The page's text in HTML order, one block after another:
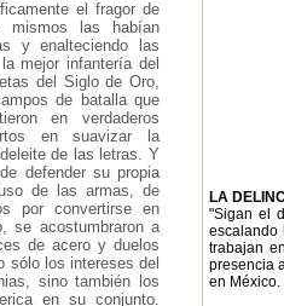
el fragor de
mismos las habían
y enalteciendo las
mejor infantería del
del Siglo de Oro,
de batalla que
en verdaderos
en suavizar la
de las letras. Y
defender su propia
de las armas, de
por convertirse en
se acostumbraron a
de acero y duelos
sólo los intereses del
sino también los
en su conjunto.
LA
"Sigan el
escalando
trabajan
presencia
en México.